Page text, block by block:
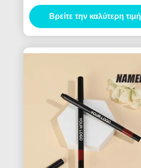
Βρείτε την καλύτερη τιμή